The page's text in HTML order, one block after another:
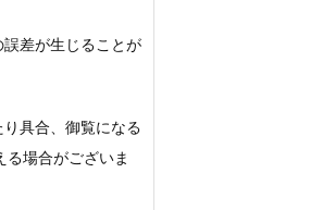
誤差が生じることが
具合、御覧になる
場合がございま